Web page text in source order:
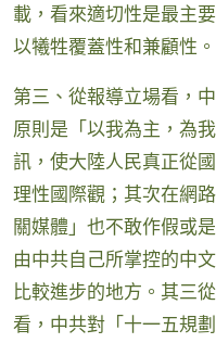
載，看來適切性是最主
以犧牲覆蓋性和兼顧性。
第三、從報導立場看，
原則是「以我為主，為
訊，使大陸人民真正從
理性國際觀；其次在網
關媒體」也不敢作假或
由中共自己所掌控的中
比較進步的地方。其三
看，中共對「十一五規